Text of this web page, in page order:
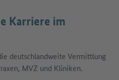
Karriere im
deutschlandweite Vermittlung
MVZ und Kliniken.